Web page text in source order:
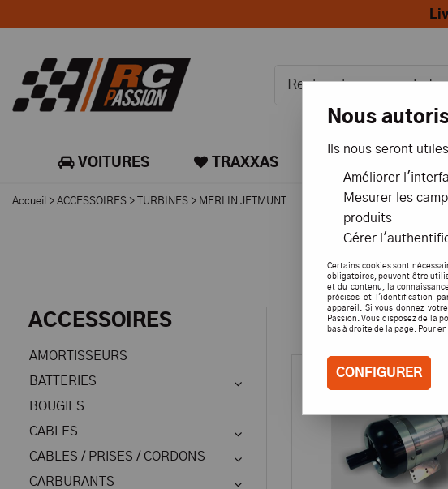
VOITURES TRAXXAS
Accueil > ACCESSOIRES > TURBINES > MERLIN JETMUNT
ACCESSOIRES
AMORTISSEURS
BATTERIES
BOUGIES
CABLES
CABLES / PRISES / CORDONS
CARBURANTS
Nous
Ils nous seront
Améliorer
Mesurer les
produits
Gérer
Certains cookies sont
obligatoires, peuvent être
et du contenu, la
précises et l'identification
appareil. Si vous donnez
Passion. Vous disposez de la
bas à droite de la page. Pour
CONFIGURER